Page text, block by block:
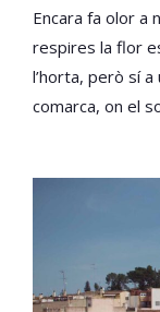
Encara fa olor a
respires la flor
l’horta, però sí
comarca, on el
nostre esport